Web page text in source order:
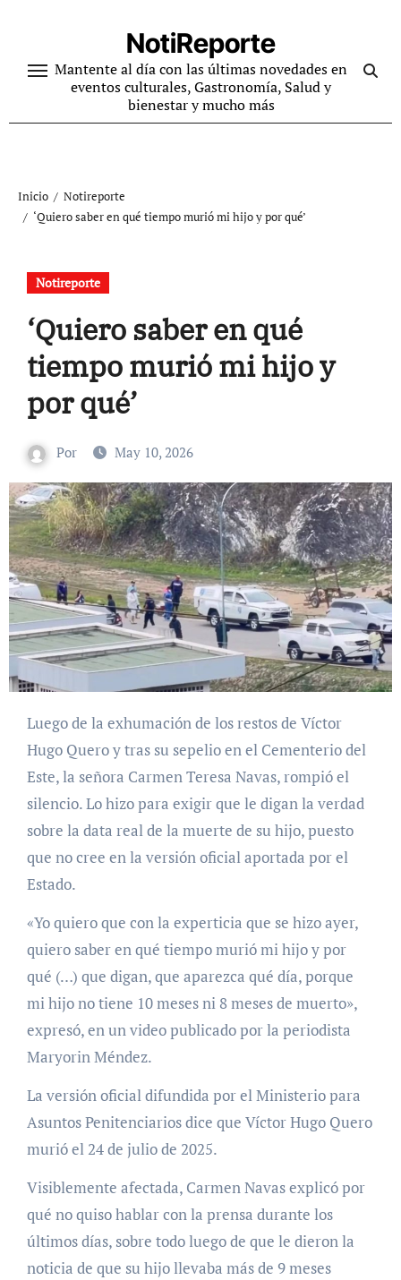
contenido
NotiReporte
Mantente al día con las últimas novedades en
eventos culturales, Gastronomía, Salud y
bienestar y mucho más
Inicio
Notireporte
‘Quiero saber en qué tiempo murió mi hijo y por qué’
Notireporte
‘Quiero saber en qué
tiempo murió mi hijo y
por qué’
Por May 10, 2026
Luego de la exhumación de los restos de Víctor
Hugo Quero y tras su sepelio en el Cementerio del
Este, la señora Carmen Teresa Navas, rompió el
silencio. Lo hizo para exigir que le digan la verdad
sobre la data real de la muerte de su hijo, puesto
que no cree en la versión oficial aportada por el
Estado.
«Yo quiero que con la experticia que se hizo ayer,
quiero saber en qué tiempo murió mi hijo y por
qué (…) que digan, que aparezca qué día, porque
mi hijo no tiene 10 meses ni 8 meses de muerto»,
expresó, en un video publicado por la periodista
Maryorin Méndez.
La versión oficial difundida por el Ministerio para
Asuntos Penitenciarios dice que Víctor Hugo Quero
murió el 24 de julio de 2025.
Visiblemente afectada, Carmen Navas explicó por
qué no quiso hablar con la prensa durante los
últimos días, sobre todo luego de que le dieron la
noticia de que su hijo llevaba más de 9 meses